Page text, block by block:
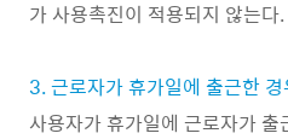
가 사용촉진이 적용되지 않는다.
3. 근로자가 휴가일에 출근한 경
사용자가 휴가일에 근로자가